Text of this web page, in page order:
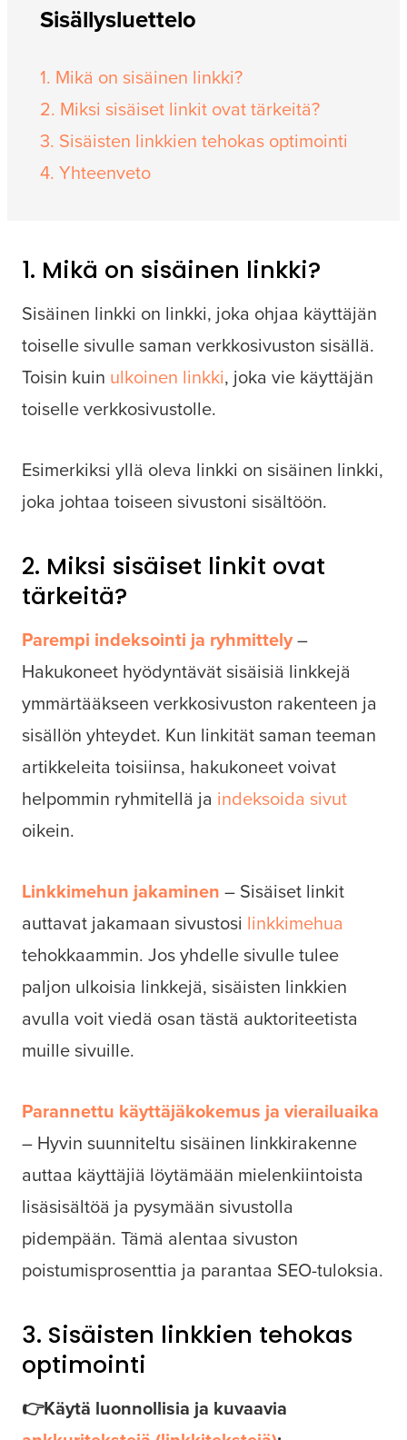
Sisällysluettelo
1. Mikä on sisäinen linkki?
2. Miksi sisäiset linkit ovat tärkeitä?
3. Sisäisten linkkien tehokas optimointi
4. Yhteenveto
1. Mikä on sisäinen linkki?
Sisäinen linkki on linkki, joka ohjaa käyttäjän
toiselle sivulle saman verkkosivuston sisällä.
Toisin kuin ulkoinen linkki, joka vie käyttäjän
toiselle verkkosivustolle.
Esimerkiksi yllä oleva linkki on sisäinen linkki,
joka johtaa toiseen sivustoni sisältöön.
2. Miksi sisäiset linkit ovat
tärkeitä?
Parempi indeksointi ja ryhmittely–
Hakukoneet hyödyntävät sisäisiä linkkejä
ymmärtääkseen verkkosivuston rakenteen ja
sisällön yhteydet. Kun linkität saman teeman
artikkeleita toisiinsa, hakukoneet voivat
helpommin ryhmitellä ja indeksoida sivut
oikein.
Linkkimehun jakaminen – Sisäiset linkit
auttavat jakamaan sivustosi linkkimehua
tehokkaammin. Jos yhdelle sivulle tulee
paljon ulkoisia linkkejä, sisäisten linkkien
avulla voit viedä osan tästä auktoriteetista
muille sivuille.
Parannettu käyttäjäkokemus ja vierailuaika
– Hyvin suunniteltu sisäinen linkkirakenne
auttaa käyttäjiä löytämään mielenkiintoista
lisäsisältöä ja pysymään sivustolla
pidempään. Tämä alentaa sivuston
poistumisprosenttia ja parantaa SEO-tuloksia.
3. Sisäisten linkkien tehokas
optimointi
👉Käytä luonnollisia ja kuvaavia